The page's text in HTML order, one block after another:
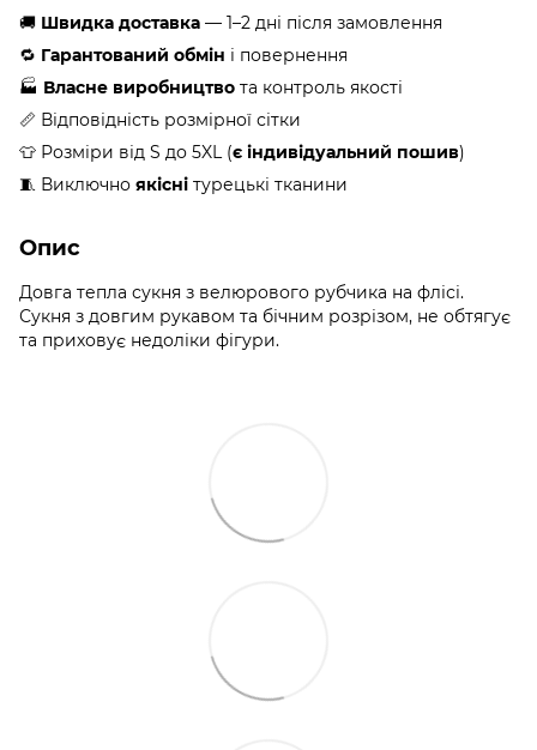
🚚 Швидка доставка — 1–2 дні після замовлення
🔁 Гарантований обмін і повернення
🏭 Власне виробництво та контроль якості
📏 Відповідність розмірної сітки
👕 Розміри від S до 5XL (є індивідуальний пошив)
🧵 Виключно якісні турецькі тканини
Опис
Довга тепла сукня з велюрового рубчика на флісі.
Сукня з довгим рукавом та бічним розрізом, не обтягує
та приховує недоліки фігури.